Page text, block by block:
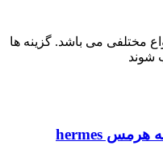
مختلفی می باشد. گزینه ها
شوند